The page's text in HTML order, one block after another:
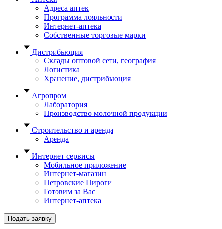
Адреса аптек
Программа лояльности
Интернет-аптека
Собственные торговые марки
Дистрибьюция
Склады оптовой сети, география
Логистика
Хранение, дистрибьюция
Агропром
Лаборатория
Производство молочной продукции
Строительство и аренда
Аренда
Интернет сервисы
Мобильное приложение
Интернет-магазин
Петровские Пироги
Готовим за Вас
Интернет-аптека
Подать заявку